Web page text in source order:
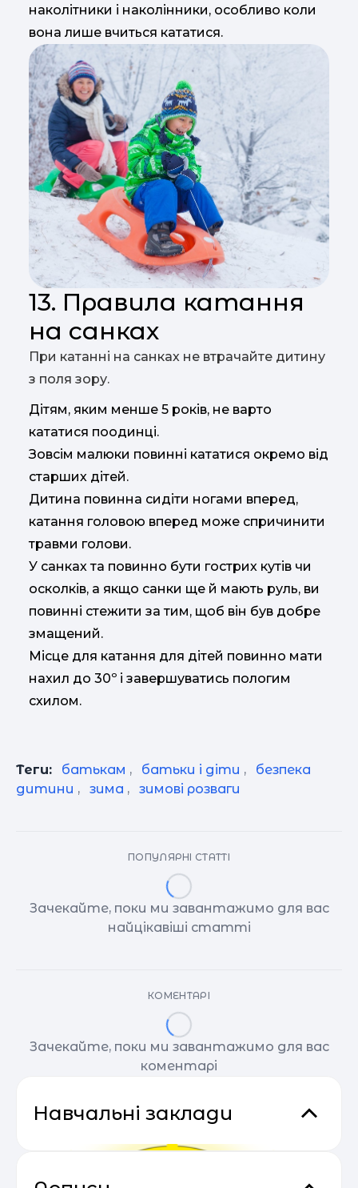
наколітники і наколінники, особливо коли
вона лише вчиться кататися.
13. Правила катання
на санках
При катанні на санках не втрачайте дитину
з поля зору.
Дітям, яким менше 5 років, не варто
кататися поодинці.
Зовсім малюки повинні кататися окремо від
старших дітей.
Дитина повинна сидіти ногами вперед,
катання головою вперед може спричинити
травми голови.
У санках та повинно бути гострих кутів чи
осколків, а якщо санки ще й мають руль, ви
повинні стежити за тим, щоб він був добре
змащений.
Місце для катання для дітей повинно мати
нахил до 30º і завершуватись пологим
схилом.
Теги: батькам , батьки і діти ,
безпека
дитини , зима , зимові розваги
ПОПУЛЯРНІ СТАТТІ
Зачекайте, поки ми завантажимо для вас
найцікавіші статті
КОМЕНТАРІ
Зачекайте, поки ми завантажимо для вас
коментарі
Навчальні заклади